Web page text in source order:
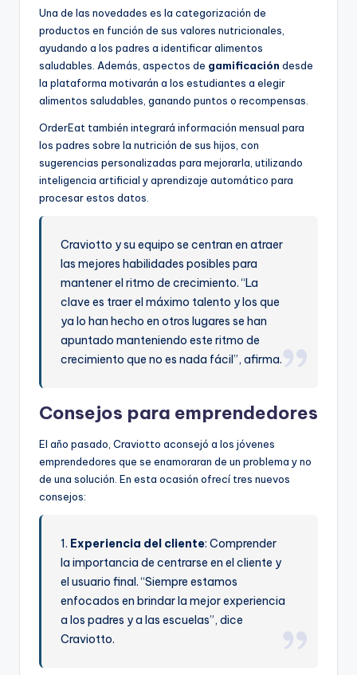
Una de las novedades es la categorización de
productos en función de sus valores nutricionales,
ayudando a los padres a identificar alimentos
saludables. Además, aspectos de gamificación desde
la plataforma motivarán a los estudiantes a elegir
alimentos saludables, ganando puntos o recompensas.
OrderEat también integrará información mensual para
los padres sobre la nutrición de sus hijos, con
sugerencias personalizadas para mejorarla, utilizando
inteligencia artificial y aprendizaje automático para
procesar estos datos.
Craviotto y su equipo se centran en atraer
las mejores habilidades posibles para
mantener el ritmo de crecimiento. “La
clave es traer el máximo talento y los que
ya lo han hecho en otros lugares se han
apuntado manteniendo este ritmo de
crecimiento que no es nada fácil”, afirma.
Consejos para emprendedores
El año pasado, Craviotto aconsejó a los jóvenes
emprendedores que se enamoraran de un problema y no
de una solución. En esta ocasión ofrecí tres nuevos
consejos:
1. Experiencia del cliente: Comprender
la importancia de centrarse en el cliente y
el usuario final. “Siempre estamos
enfocados en brindar la mejor experiencia
a los padres y a las escuelas”, dice
Craviotto.